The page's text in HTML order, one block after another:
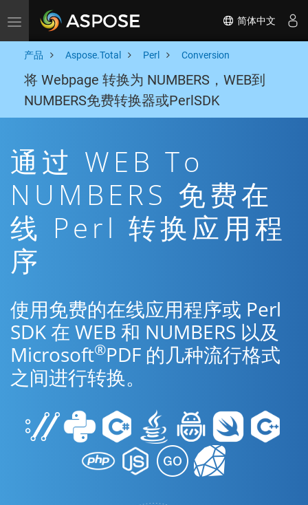
Toggle navigation 简体中文
产品 Aspose.Total Perl Conversion
将 Webpage 转换为 NUMBERS，WEB到
NUMBERS免费转换器或PerlSDK
通过 WEB To
NUMBERS 免费在
线 Perl 转换应用程
序
使用免费的在线应用程序或 Perl
SDK 在 WEB 和 NUMBERS 以及
Microsoft®PDF 的几种流行格式
之间进行转换。